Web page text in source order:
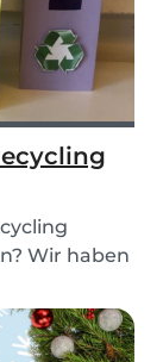
Wir haben